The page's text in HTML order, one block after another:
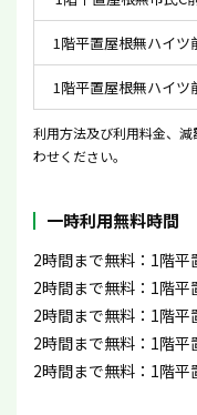
1階平置屋根無ハイツ
1階平置屋根無ハイツ
利用方法及び利用料金、
わせください。
一時利用無料時間
2時間まで無料：1階
2時間まで無料：1階
2時間まで無料：1階平
2時間まで無料：1階
2時間まで無料：1階